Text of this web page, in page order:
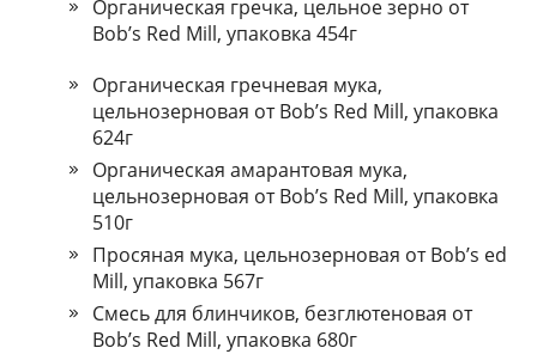
Органическая гречка, цельное зерно от
Bob’s Red Mill, упаковка 454г
Органическая гречневая мука,
цельнозерновая от Bob’s Red Mill, упаковка
624г
Органическая амарантовая мука,
цельнозерновая от Bob’s Red Mill, упаковка
510г
Просяная мука, цельнозерновая от Bob’s ed
Mill, упаковка 567г
Смесь для блинчиков, безглютеновая от
Bob’s Red Mill, упаковка 680г